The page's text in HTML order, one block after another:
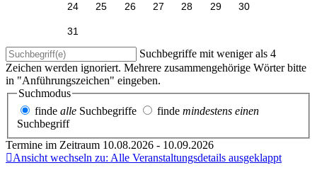
24 25 26 27 28 29 30
31
Suchbegriffe mit weniger als 4
Zeichen werden ignoriert. Mehrere zusammengehörige Wörter bitte
in "Anführungszeichen" eingeben.
Suchmodus
finde alle Suchbegriffe finde mindestens einen
Suchbegriff
Termine im Zeitraum 10.08.2026 - 10.09.2026
Ansicht wechseln zu: Alle Veranstaltungsdetails ausgeklappt